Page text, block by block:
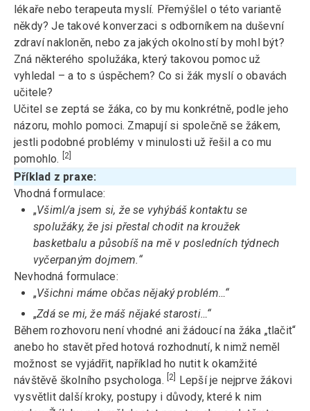
lékaře nebo terapeuta myslí. Přemýšlel o této variantě
někdy? Je takové konverzaci s odborníkem na duševní
zdraví nakloněn, nebo za jakých okolností by mohl být?
Zná některého spolužáka, který takovou pomoc už
vyhledal – a to s úspěchem? Co si žák myslí o obavách
učitele?
Učitel se zeptá se žáka, co by mu konkrétně, podle jeho
názoru, mohlo pomoci. Zmapují si společně se žákem,
jestli podobné problémy v minulosti už řešil a co mu
pomohlo.
[2]
Příklad z praxe:
Vhodná formulace:
„Všiml/a jsem si, že se vyhýbáš kontaktu se
spolužáky, že jsi přestal chodit na kroužek
basketbalu a působíš na mě v posledních týdnech
vyčerpaným dojmem.“
Nevhodná formulace:
„Všichni máme občas nějaký problém…“
„Zdá se mi, že máš nějaké starosti…“
Během rozhovoru není vhodné ani žádoucí na žáka „tlačit“
anebo ho stavět před hotová rozhodnutí, k nimž neměl
možnost se vyjádřit, například ho nutit k okamžité
návštěvě školního psychologa.
[2]
Lepší je nejprve žákovi
vysvětlit další kroky, postupy i důvody, které k nim